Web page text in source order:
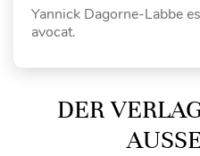
Yannick Dagorne-Labbe
avocat.
DER